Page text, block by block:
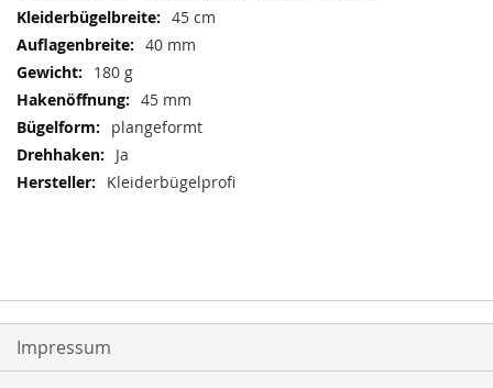
45 cm
40 mm
180 g
45 mm
plangeformt
Ja
Kleiderbügelprofi
Impressum